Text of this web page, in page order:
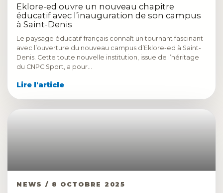
Eklore-ed ouvre un nouveau chapitre
éducatif avec l’inauguration de son campus
à Saint-Denis
Le paysage éducatif français connaît un tournant fascinant
avec l’ouverture du nouveau campus d’Eklore-ed à Saint-
Denis. Cette toute nouvelle institution, issue de l’héritage
du CNPC Sport, a pour…
Lire l'article
NEWS / 8 OCTOBRE 2025